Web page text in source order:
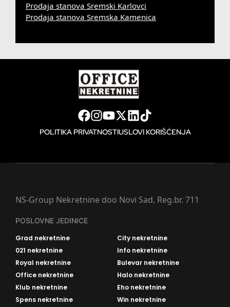
Prodaja stanova Sremski Karlovci
Prodaja stanova Sremska Kamenica
POLITIKA PRIVATNOSTIUSLOVI KORIŠĆENJA
NS-Group Nekretnine doo Novi Sad, Reg.br. 711
POSLOVNE JEDINICE
Grad nekretnine
City nekretnine
021 nekretnine
Info nekretnine
Royal nekretnine
Bulevar nekretnine
Office nekretnine
Halo nekretnine
Klub nekretnine
Eho nekretnine
Spens nekretnine
Win nekretnine